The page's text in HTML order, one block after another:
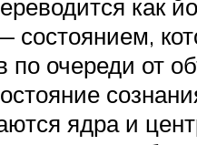
как
состоянием,
по очереди от
ядра и